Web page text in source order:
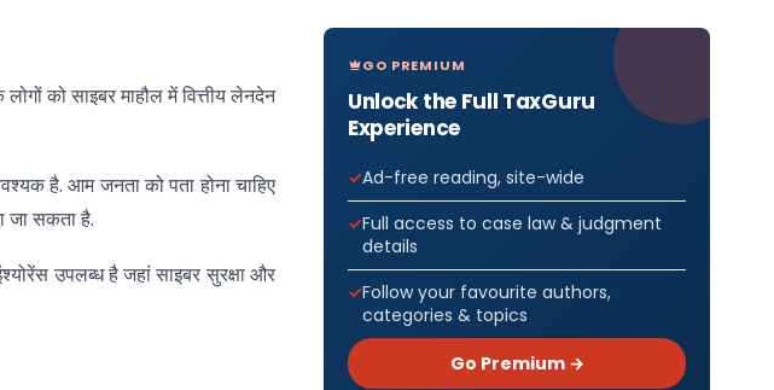
को साइबर माहौल में वित्तीय लेनदेन
है. आम जनता को पता होना चाहिए
जा सकता है.
उपलब्ध है जहां साइबर सुरक्षा और
GO PREMIUM
Unlock the Full TaxGuru
Experience
Ad-free reading, site-wide
Full access to case law & judgment
details
Follow your favourite authors,
categories & topics
Go Premium →